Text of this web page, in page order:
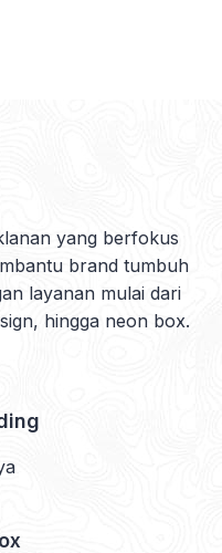
yang berfokus
brand tumbuh
layanan mulai dari
hingga neon box.